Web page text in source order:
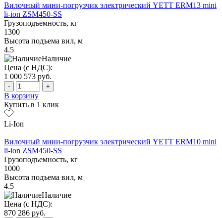
Вилочный мини-погрузчик электрический YETT ERM13 mini
li-ion ZSM450-SS
Грузоподъемность, кг
1300
Высота подъема вил, м
4.5
Наличие
Цена (с НДС):
1 000 573 руб.
- +
В корзину
Купить в 1 клик
Li-Ion
Вилочный мини-погрузчик электрический YETT ERM10 mini
li-ion ZSM450-SS
Грузоподъемность, кг
1000
Высота подъема вил, м
4.5
Наличие
Цена (с НДС):
870 286 руб.